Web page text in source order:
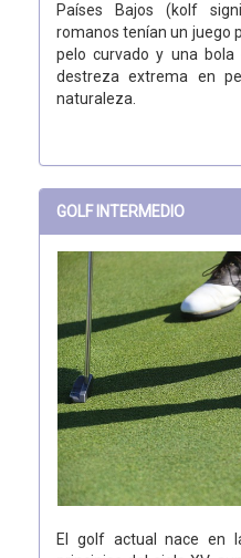
Países Bajos (kolf
romanos tenían un juego
pelo curvado y una
destreza extrema en
naturaleza.
GOLF INTERMEDIO
El golf actual nace en